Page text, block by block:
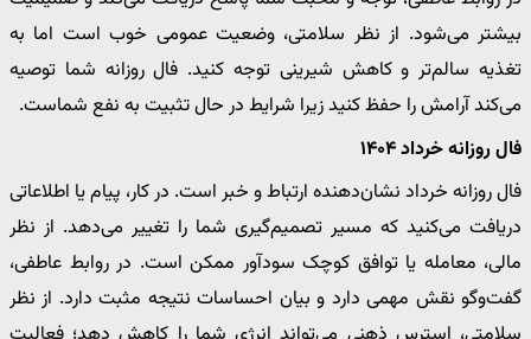
بیشتر می‌شود. از نظر سلامتی، وضعیت عمومی خوب است اما به
تغذیه سالم‌تر و کاهش شیرینی توجه کنید. فال روزانه شما توصیه
می‌کند آرامش را حفظ کنید زیرا شرایط در حال تثبیت به نفع شماست.
فال روزانه خرداد ۱۴۰۴
فال روزانه خرداد نشان‌دهنده ارتباط و خبر است. در کار، پیام یا اطلاعاتی
دریافت می‌کنید که مسیر تصمیم‌گیری شما را تغییر می‌دهد. از نظر
مالی، معامله یا توافق کوچک سودآور ممکن است. در روابط عاطفی،
گفت‌وگو نقش مهمی دارد و بیان احساسات نتیجه مثبت دارد. از نظر